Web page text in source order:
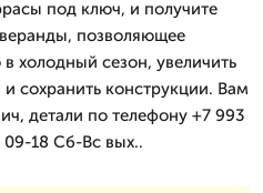
под ключ, и получите
позволяющее
холодный сезон, увеличить
сохранить конструкции. Вам
детали по телефону +7 993
18 Сб-Вс вых..